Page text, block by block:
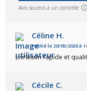
Avis soumis à un contrôle
Céline H.
Publié le 20/05/2026 à
Livraison rapide et
Cécile C.